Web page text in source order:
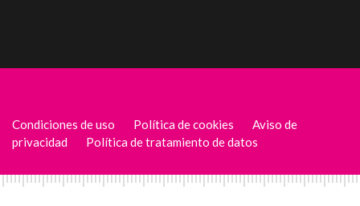
Condiciones de uso Política de cookies
Aviso de
privacidad
Política de tratamiento de datos